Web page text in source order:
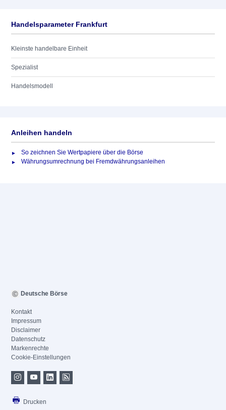
Handelsparameter Frankfurt
Kleinste handelbare Einheit
Spezialist
Handelsmodell
Anleihen handeln
So zeichnen Sie Wertpapiere über die Börse
Währungsumrechnung bei Fremdwährungsanleihen
Deutsche Börse
Kontakt
Impressum
Disclaimer
Datenschutz
Markenrechte
Cookie-Einstellungen
Drucken